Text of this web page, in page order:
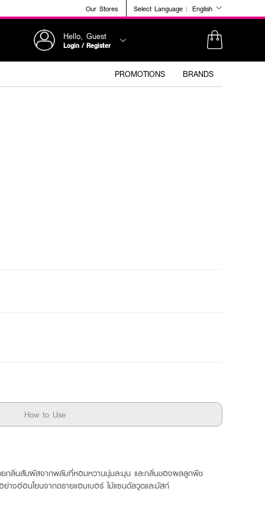
Our Stores Select Language : English
Hello, Guest
Login / Register
PROMOTIONS BRANDS
How to Use
ยกลิ่นสัมผัสจากพลัมที่หอมหวานนุ่มละมุน และกลิ่นของผลลูกพีช
งอ่อนโยนจากดรายแอมเบอร์ ไม้แซนดัลวูดและมัสก์